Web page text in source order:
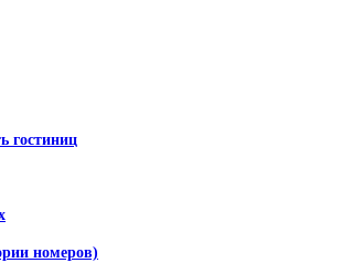
гостиниц
номеров)